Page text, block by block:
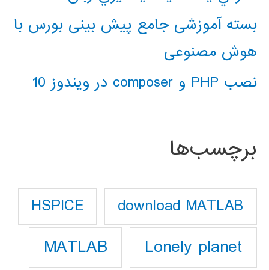
بسته آموزشی جامع پیش بینی بورس با
هوش مصنوعی
نصب PHP و composer در ویندوز 10
برچسب‌ها
download MATLAB
HSPICE
Lonely planet
MATLAB